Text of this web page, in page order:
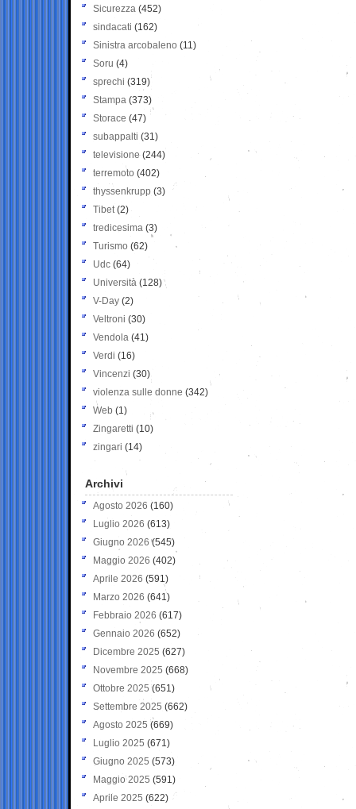
Sicurezza (452)
sindacati (162)
Sinistra arcobaleno (11)
Soru (4)
sprechi (319)
Stampa (373)
Storace (47)
subappalti (31)
televisione(244)
terremoto (402)
thyssenkrupp (3)
Tibet(2)
tredicesima (3)
Turismo (62)
Udc (64)
Università (128)
V-Day (2)
Veltroni (30)
Vendola (41)
Verdi (16)
Vincenzi (30)
violenza sulle donne (342)
Web (1)
Zingaretti (10)
zingari (14)
Archivi
Agosto 2026 (160)
Luglio 2026 (613)
Giugno 2026 (545)
Maggio 2026 (402)
Aprile 2026 (591)
Marzo 2026 (641)
Febbraio 2026 (617)
Gennaio 2026 (652)
Dicembre 2025 (627)
Novembre 2025 (668)
Ottobre 2025 (651)
Settembre 2025 (662)
Agosto 2025 (669)
Luglio 2025 (671)
Giugno 2025 (573)
Maggio 2025 (591)
Aprile 2025 (622)